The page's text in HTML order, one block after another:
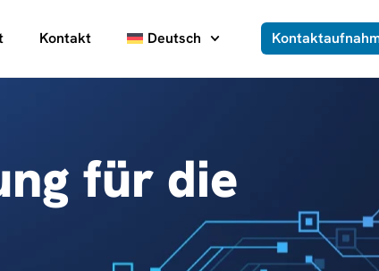
Kontakt Deutsch
für die